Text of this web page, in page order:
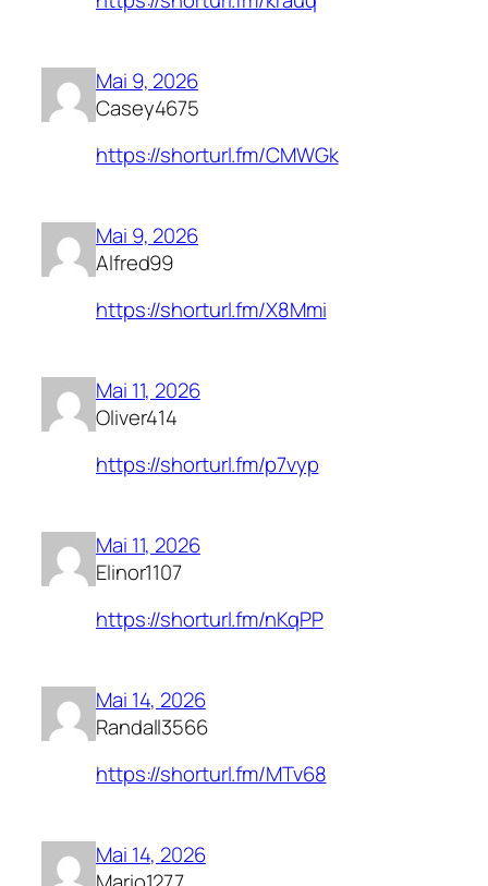
Mai 9, 2026
Casey4675
https://shorturl.fm/CMWGk
Mai 9, 2026
Alfred99
https://shorturl.fm/X8Mmi
Mai 11, 2026
Oliver414
https://shorturl.fm/p7vyp
Mai 11, 2026
Elinor1107
https://shorturl.fm/nKqPP
Mai 14, 2026
Randall3566
https://shorturl.fm/MTv68
Mai 14, 2026